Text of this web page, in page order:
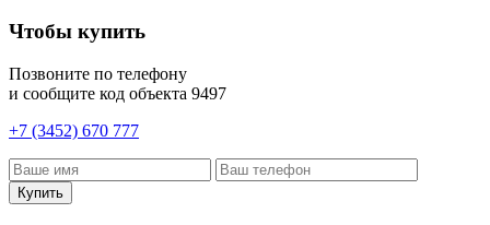
Чтобы купить
Позвоните по телефону
и сообщите код объекта 9497
+7 (3452) 670 777
Купить